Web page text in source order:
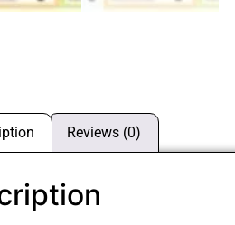
Reviews (0)